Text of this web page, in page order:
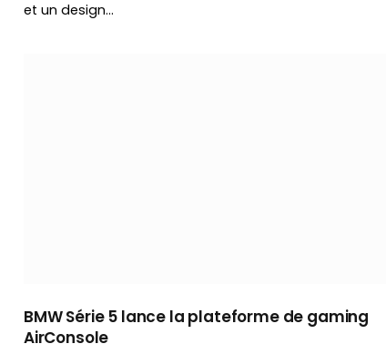
et un design…
BMW Série 5 lance la plateforme de gaming
AirConsole